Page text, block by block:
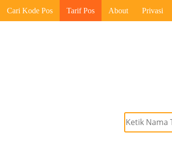
Cari Kode Pos Tarif Pos About Privasi